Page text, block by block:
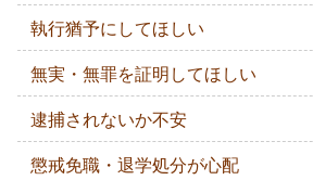
執行猶予にしてほしい
無実・無罪を証明してほしい
逮捕されないか不安
懲戒免職・退学処分が心配